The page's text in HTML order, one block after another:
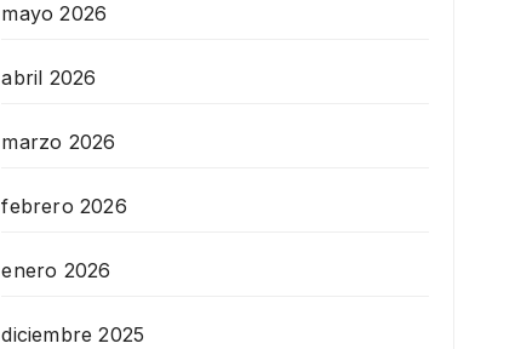
mayo 2026
abril 2026
marzo 2026
febrero 2026
enero 2026
diciembre 2025